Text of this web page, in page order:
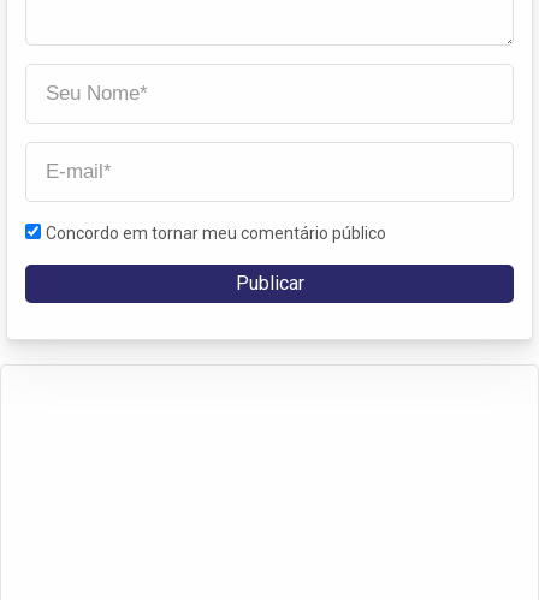
Concordo em tornar meu comentário público